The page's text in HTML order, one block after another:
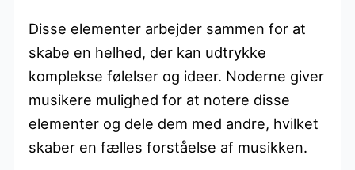
Disse elementer arbejder sammen for at
skabe en helhed, der kan udtrykke
komplekse følelser og ideer. Noderne giver
musikere mulighed for at notere disse
elementer og dele dem med andre, hvilket
skaber en fælles forståelse af musikken.